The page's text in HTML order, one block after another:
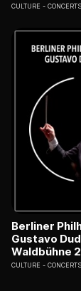
CULTURE CONCERTS
Berliner
Gustavo
Waldbühne
CULTURE CONCERTS